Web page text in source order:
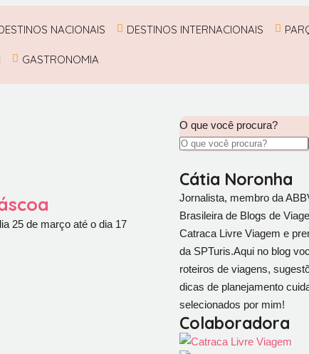
NACIONAIS DESTINOS INTERNACIONAIS
GASTRONOMIA
25 de março até o dia 17
O que você procura?
Cátia Noronha
Jornalista, membro da
Brasileira de Blogs de
Catraca Livre Viagem e
da SPTuris.Aqui no blog
roteiros de viagens,
dicas de planejamento
selecionados por mim!
Colaboradora